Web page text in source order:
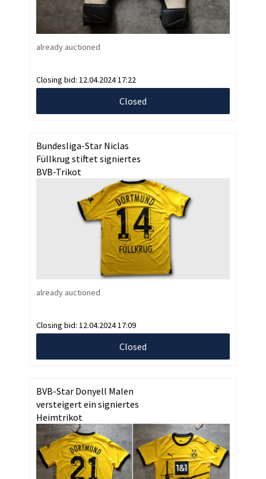
already auctioned
Closing bid: 12.04.2024 17:22
Closed
Bundesliga-Star Niclas
Füllkrug stiftet signiertes
BVB-Trikot
already auctioned
Closing bid: 12.04.2024 17:09
Closed
BVB-Star Donyell Malen
versteigert ein signiertes
Heimtrikot